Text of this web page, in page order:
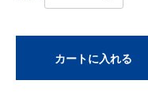
カートに入れる